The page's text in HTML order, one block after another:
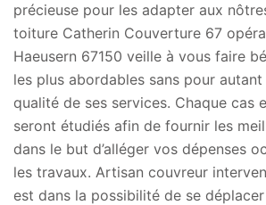
précieuse pour les adapter aux
toiture Catherin Couverture 67
Haeusern 67150 veille à vous faire
les plus abordables sans pour
qualité de ses services. Chaque cas
seront étudiés afin de fournir les
dans le but d’alléger vos dépenses
les travaux. Artisan couvreur
est dans la possibilité de se